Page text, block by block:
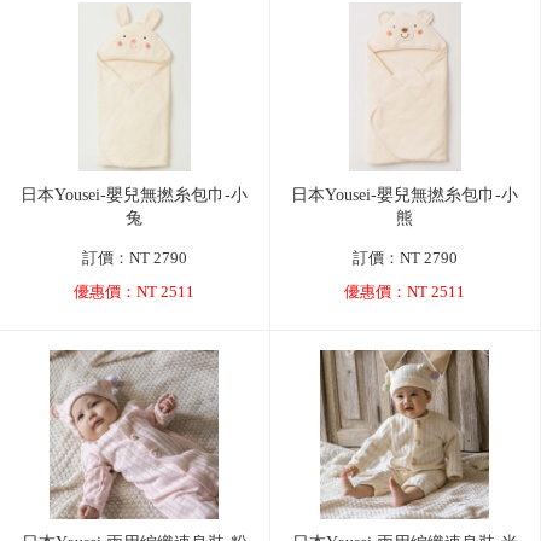
日本Yousei-嬰兒無撚糸包巾-小
兔
訂價：NT 2790
優惠價：NT 2511
日本Yousei-嬰兒無撚糸包巾-小
熊
訂價：NT 2790
優惠價：NT 2511